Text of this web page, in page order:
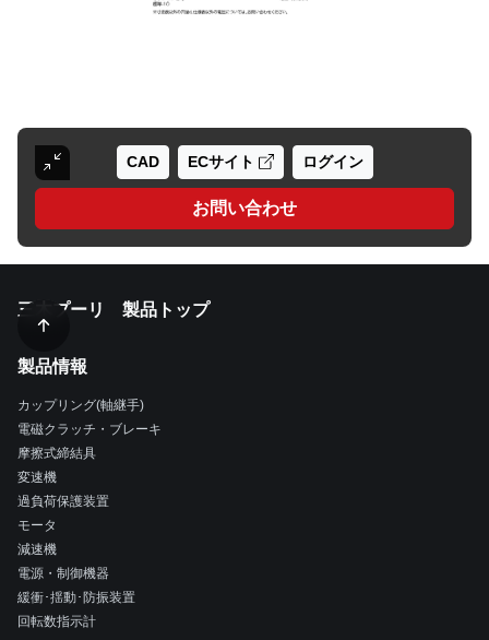
CAD ECサイト ログイン
お問い合わせ
三木プーリ 製品トップ
製品情報
カップリング(軸継手)
電磁クラッチ・ブレーキ
摩擦式締結具
変速機
過負荷保護装置
モータ
減速機
電源・制御機器
緩衝･揺動･防振装置
回転数指示計